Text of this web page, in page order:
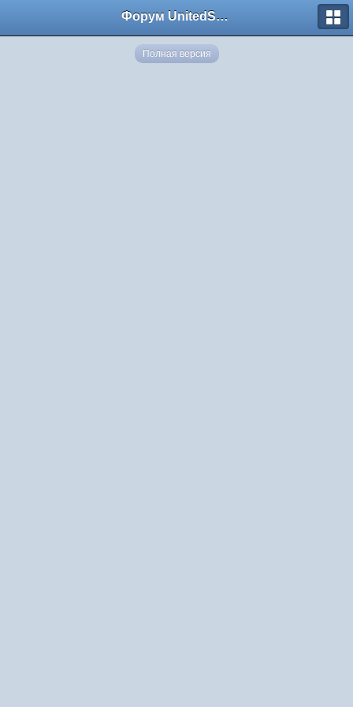
Форум UnitedSouth
Полная версия